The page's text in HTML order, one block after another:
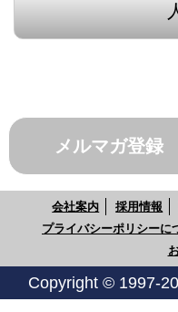
メルマガ登録
会社案内 採用情報
プライバシーポリシーに
Copyright © 1997-